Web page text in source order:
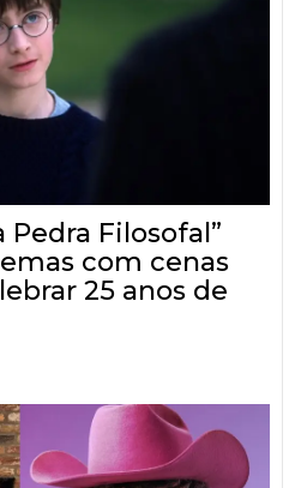
Pedra Filosofal”
com cenas
25 anos de